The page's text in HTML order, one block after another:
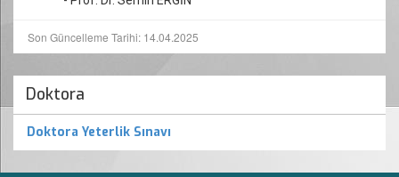
Son Güncelleme Tarihi: 14.04.2025
Doktora
Doktora Yeterlik Sınavı